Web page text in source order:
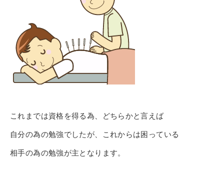
これまでは資格を得る為、 どちらかと言えば
自分の為の勉強でしたが、 これからは困っている
相手の為の勉強が主となります。